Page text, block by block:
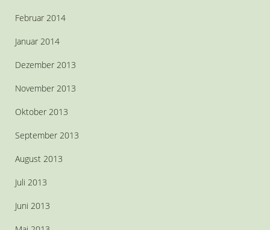
Februar 2014
Januar 2014
Dezember 2013
November 2013
Oktober 2013
September 2013
August 2013
Juli 2013
Juni 2013